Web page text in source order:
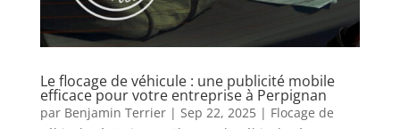
Le flocage de véhicule : une publicité mobile
efficace pour votre entreprise à Perpignan
par Benjamin Terrier| Sep 22, 2025| Flocage de